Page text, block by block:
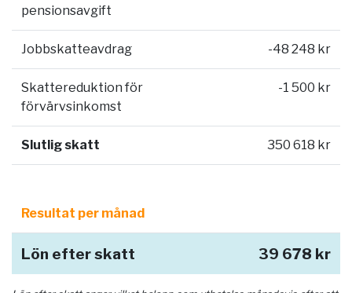
pensionsavgift
Jobbskatteavdrag -48 248 kr
Skattereduktion för
förvärvsinkomst
-1 500 kr
Slutlig skatt 350 618 kr
Resultat per månad
Lön efter skatt 39 678 kr